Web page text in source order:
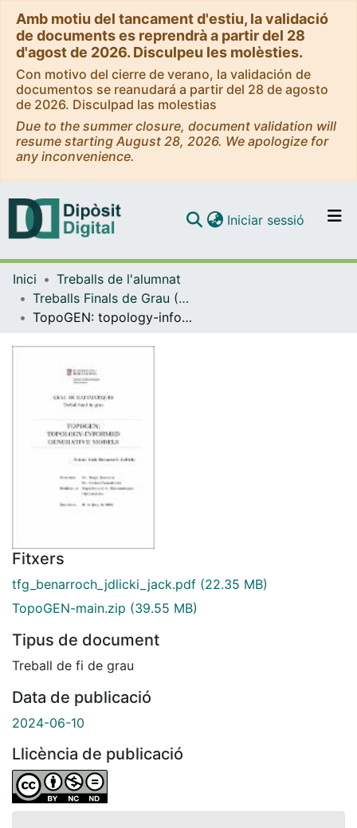
Amb motiu del tancament d'estiu, la validació
de documents es reprendrà a partir del 28
d'agost de 2026. Disculpeu les molèsties.
Con motivo del cierre de verano, la validación de
documentos se reanudará a partir del 28 de agosto
de 2026. Disculpad las molestias
Due to the summer closure, document validation will
resume starting August 28, 2026. We apologize for
any inconvenience.
Navega per tot el DD
Com publicar
Iniciar sessió (current)
Inici
Treballs de l'alumnat
Treballs Finals de Grau (TFG) - Matemàtiques
TopoGEN: topology-informed generative models
Fitxers
tfg_benarroch_jdlicki_jack.pdf (22.35 MB)
TopoGEN-main.zip (39.55 MB)
Tipus de document
Treball de fi de grau
Data de publicació
2024-06-10
Llicència de publicació